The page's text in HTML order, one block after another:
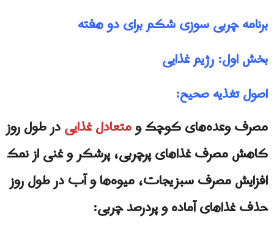
برنامه چربی سوزی شکم برای دو هفته
بخش اول: رژیم غذایی
اصول تغذیه صحیح:
مصرف وعده‌های کوچک ومتعادل غذاییدر طول روز
کاهش مصرف غذاهای پرچربی، پرشکر و غنی از نمک
افزایش مصرف سبزیجات، میوه‌ها و آب در طول روز
حذف غذاهای آماده و پردرصد چربی: